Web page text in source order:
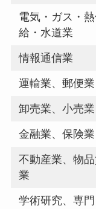
電気・ガス・
給・水道業
情報通信業
運輸業、郵便業
卸売業、小売業
金融業、保険業
不動産業、物
業
学術研究、専